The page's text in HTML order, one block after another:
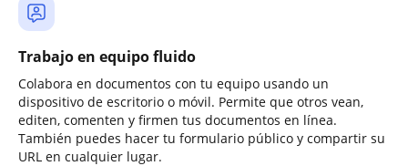
Trabajo en equipo fluido
Colabora en documentos con tu equipo usando un
dispositivo de escritorio o móvil. Permite que otros vean,
editen, comenten y firmen tus documentos en línea.
También puedes hacer tu formulario público y compartir su
URL en cualquier lugar.